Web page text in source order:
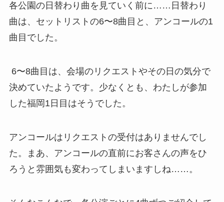
各公園の日替わり曲を見ていく前に……日替わり
曲は、セットリストの6〜8曲目と、アンコールの1
曲目でした。
6〜8曲目は、会場のリクエストやその日の気分で
決めていたようです。少なくとも、わたしが参加
した福岡1日目はそうでした。
アンコールはリクエストの受付はありませんでし
た。まあ、アンコールの直前にお客さんの声をひ
ろうと雰囲気も変わってしまいますしね……。